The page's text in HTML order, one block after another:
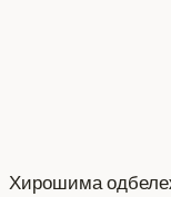
Хирошима